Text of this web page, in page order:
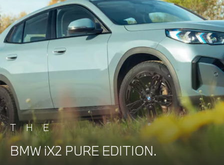
THE
BMW iX2 PURE EDITION.